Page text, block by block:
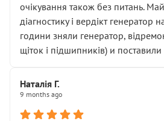
очікування також без питань.
діагностику і вердікт генератор
години зняли генератор,
щіток і підшипників) и
Наталія Г.
9 months ago